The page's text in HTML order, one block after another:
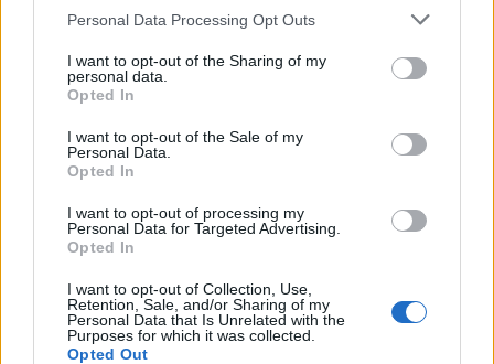
Personal Data Processing Opt Outs
I want to opt-out of the Sharing of my
personal data.
Opted In
I want to opt-out of the Sale of my
Personal Data.
Opted In
I want to opt-out of processing my
Personal Data for Targeted Advertising.
Opted In
I want to opt-out of Collection, Use,
Retention, Sale, and/or Sharing of my
Personal Data that Is Unrelated with the
Purposes for which it was collected.
Opted Out
18η συνεχόμενη χρονιά για τον ΟΤΕ στη διεθνή σειρά δεικτών
FTSE4Good
Alpha Bank: Για πρώτη φορά το Αρχαίο Θέατρο Επιδαύρου άνοιξε τις
πύλες του σε όλους
ΠΕΡΙΣΣΌΤΕΡΑ ΣΕ ΑΥΤΉ ΤΗΝ ΚΑΤΗΓΟΡΊΑ